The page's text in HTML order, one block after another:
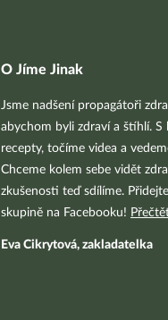
O Jíme Jinak
Jsme nadšení propagátoři
abychom byli zdraví a štíhlí. S
recepty, točíme videa a
Chceme kolem sebe vidět
zkušenosti teď sdílíme.
skupině na Facebooku!
Eva Cikrytová, zakladatelka